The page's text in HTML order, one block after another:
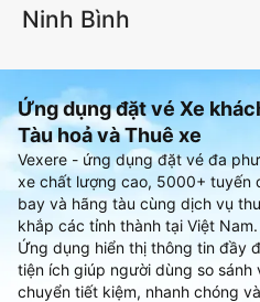
Ninh Bình
Ứng dụng đặt vé Xe
Tàu hoả và Thuê xe
Vexere - ứng dụng đặt vé đa
xe chất lượng cao, 5000+ tuyến
bay và hãng tàu cùng dịch vụ
khắp các tỉnh thành tại Việt Nam.
Ứng dụng hiển thị thông tin đầy
tiện ích giúp người dùng so
chuyển tiết kiệm, nhanh chóng